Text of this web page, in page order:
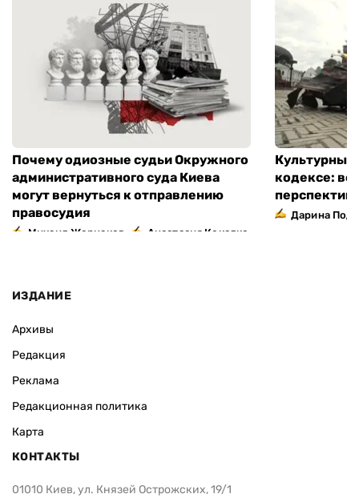
Почему одиозные судьи Окружного
административного суда Киева
могут вернуться к отправлению
правосудия
Михаил Жернаков Анастасия Кокалко
Культурный
кодексе:
Дарина
ИЗДАНИЕ
Архивы
Редакция
Реклама
Редакционная политика
Карта
КОНТАКТЫ
01010 Киев, ул. Князей Острожских, 19/1